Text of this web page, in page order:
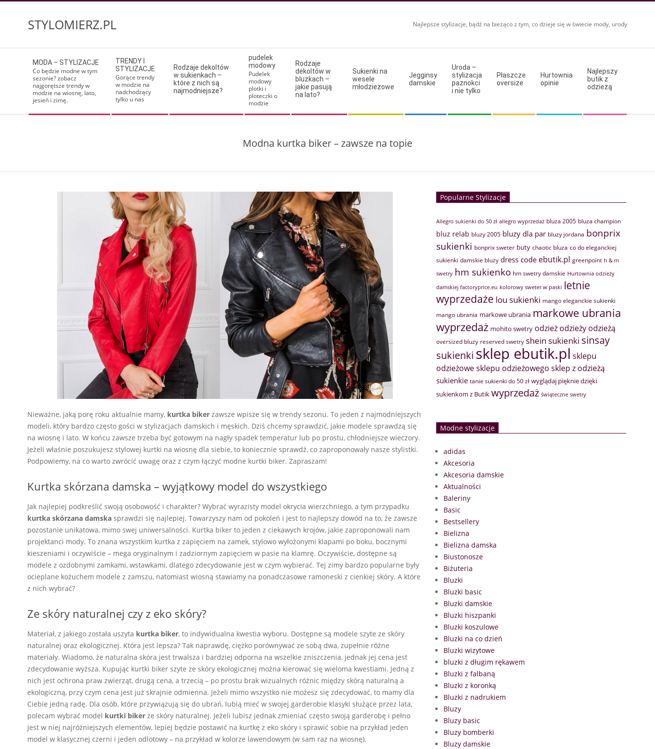
STYLOMIERZ.PL Najlepsze stylizacje, bądź na bieżąco z tym, co dzieje się w świecie mody, urody
Navigation
Menu
MODA – STYLIZACJE
Co będzie modne w tym
sezonie? zobacz
najgorętsze trendy w
modzie na wiosnę, lato,
jesień i zimę.
TRENDY I
STYLIZACJE
Gorące trendy
w modzie na
nadchodzący
tylko u nas
Rodzaje dekoltów
w sukienkach –
które z nich są
najmodniejsze?
pudelek
modowy
Pudelek
modowy
plotki i
ploteczki o
modzie
Rodzaje
dekoltów w
bluzkach –
jakie pasują
na lato?
Sukienki na
wesele
młodzieżowe
Jegginsy
damskie
Uroda –
stylizacja
paznokci
i nie tylko
Płaszcze
oversize
Hurtownia
opinie
Najlepszy
butik z
odzieżą
Modna kurtka biker – zawsze na topie
Nieważne, jaką porę roku aktualnie mamy, kurtka biker zawsze wpisze się w trendy sezonu. To jeden z najmodniejszych
modeli, który bardzo często gości w stylizacjach damskich i męskich. Dziś chcemy sprawdzić, jakie modele sprawdzą się
na wiosnę i lato. W końcu zawsze trzeba być gotowym na nagły spadek temperatur lub po prostu, chłodniejsze wieczory.
Jeżeli właśnie poszukujesz stylowej kurtki na wiosnę dla siebie, to koniecznie sprawdź, co zaproponowały nasze stylistki.
Podpowiemy, na co warto zwrócić uwagę oraz z czym łączyć modne kurtki biker. Zapraszam!
Kurtka skórzana damska – wyjątkowy model do wszystkiego
Jak najlepiej podkreślić swoją osobowość i charakter? Wybrać wyrazisty model okrycia wierzchniego, a tym przypadku
kurtka skórzana damska sprawdzi się najlepiej. Towarzyszy nam od pokoleń i jest to najlepszy dowód na to, że zawsze
pozostanie unikatowa, mimo swej uniwersalności. Kurtka biker to jeden z ciekawych krojów, jakie zaproponowali nam
projektanci mody. To znana wszystkim kurtka z zapięciem na zamek, stylowo wyłożonymi klapami po boku, bocznymi
kieszeniami i oczywiście – mega oryginalnym i zadziornym zapięciem w pasie na klamrę. Oczywiście, dostępne są
modele z ozdobnymi zamkami, wstawkami, dlatego zdecydowanie jest w czym wybierać. Tej zimy bardzo popularne były
ocieplane kożuchem modele z zamszu, natomiast wiosną stawiamy na ponadczasowe ramoneski z cienkiej skóry. A które
z nich wybrać?
Ze skóry naturalnej czy z eko skóry?
Materiał, z jakiego została uszyta kurtka biker, to indywidualna kwestia wyboru. Dostępne są modele szyte ze skóry
naturalnej oraz ekologicznej. Która jest lepsza? Tak naprawdę, ciężko porównywać ze sobą dwa, zupełnie różne
materiały. Wiadomo, że naturalna skóra jest trwalsza i bardziej odporna na wszelkie zniszczenia, jednak jej cena jest
zdecydowanie wyższa. Kupując kurtki biker szyte ze skóry ekologicznej można kierować się wieloma kwestiami. Jedną z
nich jest ochrona praw zwierząt, drugą cena, a trzecią – po prostu brak wizualnych różnic między skórą naturalną a
ekologiczną, przy czym cena jest już skrajnie odmienna. Jeżeli mimo wszystko nie możesz się zdecydować, to mamy dla
Ciebie jedną radę. Dla osób, które przywiązują się do ubrań, lubią mieć w swojej garderobie klasyki służące przez lata,
polecam wybrać model kurtki biker ze skóry naturalnej. Jeżeli lubisz jednak zmieniać często swoją garderobę i pełno
jest w niej najróżniejszych elementów, lepiej będzie postawić na kurtkę z eko skóry i sprawić sobie na przykład jeden
model w klasycznej czerni i jeden odlotowy – na przykład w kolorze lawendowym (w sam raz na wiosnę).
Popularne Stylizacje
Allegro sukienki do 50 zł allegro wyprzedaż bluza 2005 bluza champion
bluz relab bluzy 2005 bluzy dla par bluzy jordana bonprix
sukienki bonprix sweter buty chaotic bluza co do eleganckiej
sukienki damskie bluzy dress code ebutik.pl greenpoint h & m
swetry hm sukienko hm swetry damskie Hurtownia odzieży
damskiej factoryprice.eu kolorowy sweter w paski letnie
wyprzedaże lou sukienki mango eleganckie sukienki
mango ubrania markowe ubrania markowe ubrania
wyprzedaż mohito swetry odzież odzieży odzieżą
oversized bluzy reserved swetry shein sukienki sinsay
sukienki sklep ebutik.pl sklepu
odzieżowesklepu odzieżowego sklep z odzieżą
sukienkie tanie sukienki do 50 zł wyglądaj pięknie dzięki
sukienkom z Butik wyprzedaż świąteczne swetry
Modne stylizacje
adidas
Akcesoria
Akcesoria damskie
Aktualności
Baleriny
Basic
Bestsellery
Bielizna
Bielizna damska
Biustonosze
Biżuteria
Bluzki
Bluzki basic
Bluzki damskie
Bluzki hiszpanki
Bluzki koszulowe
Bluzki na co dzień
Bluzki wizytowe
bluzki z długim rękawem
Bluzki z falbaną
Bluzki z koronką
Bluzki z nadrukiem
Bluzy
Bluzy basic
Bluzy bomberki
Bluzy damskie